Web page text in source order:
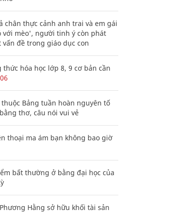
chân thực cảnh anh trai và em gái
với mèo', người tinh ý còn phát
vấn đề trong giáo dục con
thức hóa học lớp 8, 9 cơ bản cần
thuộc Bảng tuần hoàn nguyên tố
thơ, câu nói vui vẻ
thoại ma ám bạn không bao giờ
bất thường ở bằng đại học của
Hằng sở hữu khối tài sản